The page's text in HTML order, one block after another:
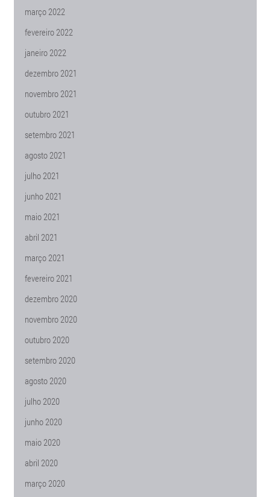
março 2022
fevereiro 2022
janeiro 2022
dezembro 2021
novembro 2021
outubro 2021
setembro 2021
agosto 2021
julho 2021
junho 2021
maio 2021
abril 2021
março 2021
fevereiro 2021
dezembro 2020
novembro 2020
outubro 2020
setembro 2020
agosto 2020
julho 2020
junho 2020
maio 2020
abril 2020
março 2020